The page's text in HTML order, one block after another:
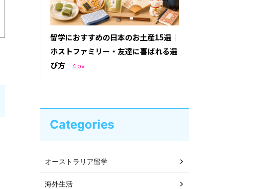
留学におすすめの日本のお土産15選｜
ホストファミリー・友達に喜ばれる選
び方
4 pv
Categories
オーストラリア留学
海外生活